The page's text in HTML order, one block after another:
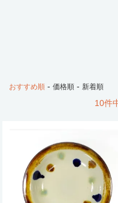
おすすめ順 - 価格順 - 新着順
10件